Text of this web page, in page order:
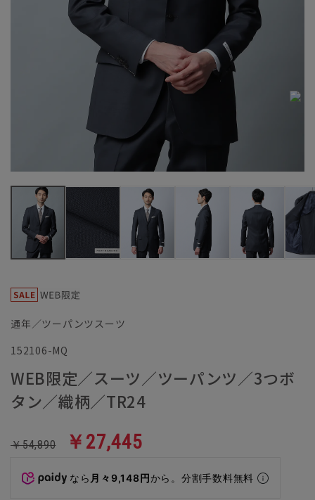
通年／ツーパンツスーツ
152106-MQ
WEB限定／スーツ／ツーパンツ／3つボ
タン／織柄／TR24
￥54,890 ￥27,445
なら 月々9,148円から。分割手数料無料